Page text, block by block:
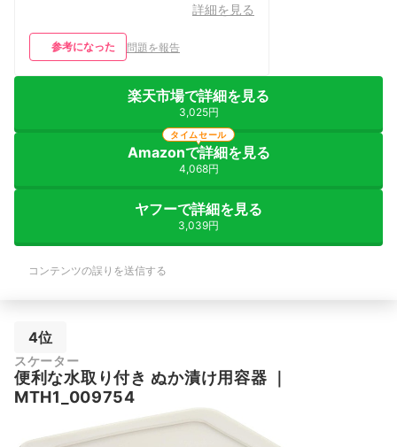
詳細を見る
参考になった 問題を報告
楽天市場で詳細を見る
3,025円
Amazonで詳細を見る
4,068円
タイムセール
ヤフーで詳細を見る
3,039円
コンテンツの誤りを送信する
4位
スケーター
便利な水取り付き ぬか漬け用容器 ｜
MTH1_009754